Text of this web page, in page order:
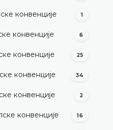
конвенције 1
конвенције 6
конвенције 25
конвенције 34
конвенције 2
конвенције 16